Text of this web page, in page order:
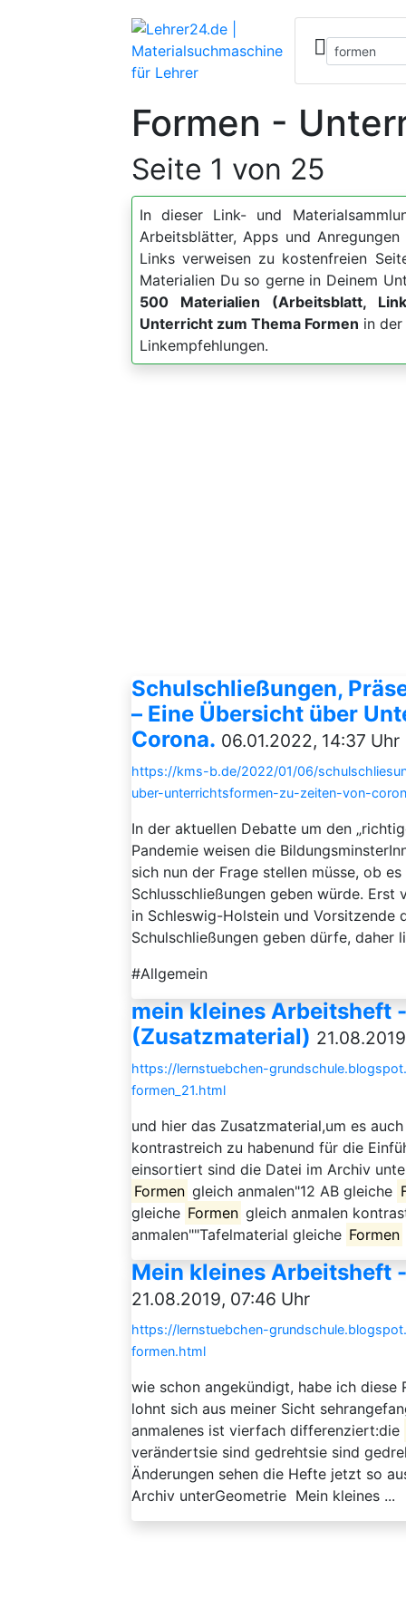
Formen -
Seite 1 von 25
In dieser Link- und
Arbeitsblätter, Apps und
Links verweisen zu kostenfreien
Materialien Du so gerne in Deinem
500 Materialien (Arbeitsblatt,
Unterricht zum Thema Formen in
Linkempfehlungen.
Schulschließungen,
– Eine Übersicht über
Corona. 06.01.2022, 14:37 Uhr
https://kms-b.de/2022/01/06/
uber-unterrichtsformen-zu-zeiten-von-
In der aktuellen Debatte um den
Pandemie weisen die
sich nun der Frage stellen müsse, ob
Schlusschließungen geben würde.
in Schleswig-Holstein und Vorsitzende
Schulschließungen geben dürfe, daher
#Allgemein
mein kleines Arbeitsheft
(Zusatzmaterial)
https://lernstuebchen-
formen_21.html
und hier das Zusatzmaterial,um es
kontrastreich zu habenund für die
einsortiert sind die Datei im Archiv
Formen gleich anmalen"12 AB gleiche
gleiche Formen gleich anmalen
anmalen""Tafelmaterial gleiche Formen
Mein kleines Arbeitsheft
21.08.2019, 07:46 Uhr
https://lernstuebchen-
formen.html
wie schon angekündigt, habe ich diese
lohnt sich aus meiner Sicht
anmalenes ist vierfach differenziert:die
verändertsie sind gedrehtsie sind
Änderungen sehen die Hefte jetzt so
Archiv unterGeometrie Mein kleines ...